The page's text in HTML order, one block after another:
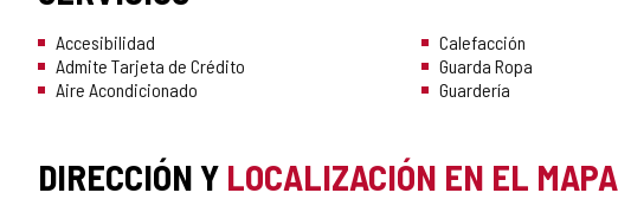
Accesibilidad
Admite Tarjeta de Crédito
Aire Acondicionado
Calefacción
Guarda Ropa
Guardería
DIRECCIÓN Y LOCALIZACIÓN EN EL MAPA